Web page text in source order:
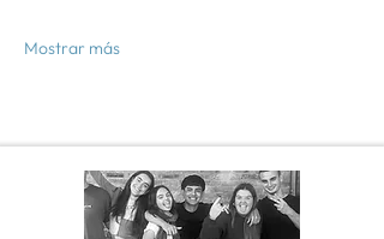
Mostrar más